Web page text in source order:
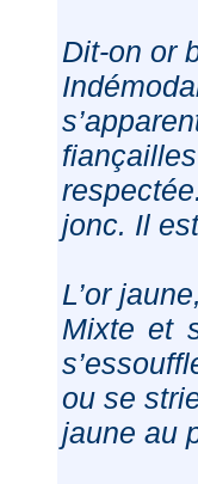
Dit-on or
jonc. Il
L’or
Mixte et
ou se
jaune au